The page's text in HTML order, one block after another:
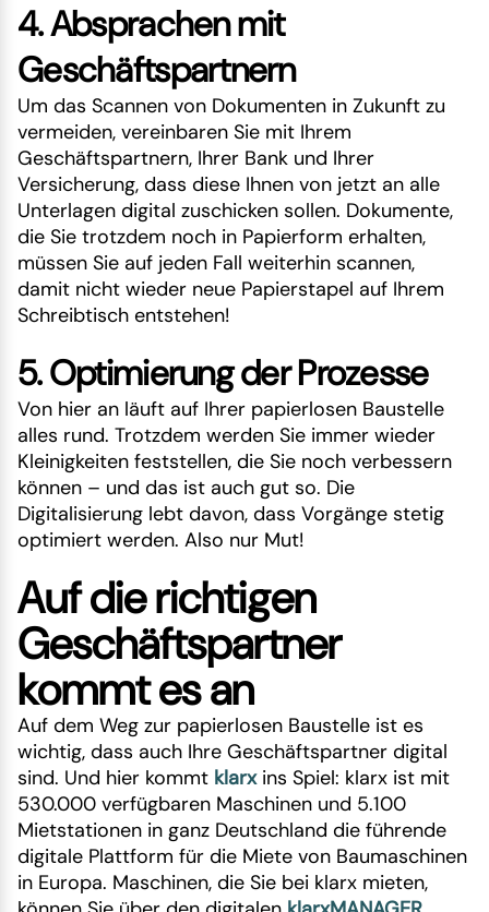
4. Absprachen mit
Geschäftspartnern
Um das Scannen von Dokumenten in Zukunft zu
vermeiden, vereinbaren Sie mit Ihrem
Geschäftspartnern, Ihrer Bank und Ihrer
Versicherung, dass diese Ihnen von jetzt an alle
Unterlagen digital zuschicken sollen. Dokumente,
die Sie trotzdem noch in Papierform erhalten,
müssen Sie auf jeden Fall weiterhin scannen,
damit nicht wieder neue Papierstapel auf Ihrem
Schreibtisch entstehen!
5. Optimierung der Prozesse
Von hier an läuft auf Ihrer papierlosen Baustelle
alles rund. Trotzdem werden Sie immer wieder
Kleinigkeiten feststellen, die Sie noch verbessern
können – und das ist auch gut so. Die
Digitalisierung lebt davon, dass Vorgänge stetig
optimiert werden. Also nur Mut!
Auf die richtigen
Geschäftspartner
kommt es an
Auf dem Weg zur papierlosen Baustelle ist es
wichtig, dass auch Ihre Geschäftspartner digital
sind. Und hier kommt klarxins Spiel: klarx ist mit
530.000 verfügbaren Maschinen und 5.100
Mietstationen in ganz Deutschland die führende
digitale Plattform für die Miete von Baumaschinen
in Europa. Maschinen, die Sie bei klarx mieten,